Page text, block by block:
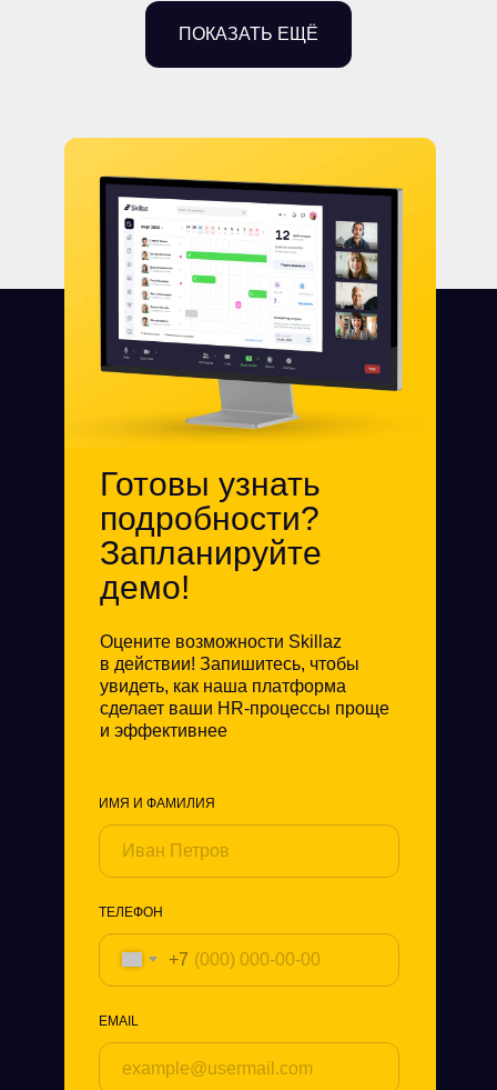
ПОКАЗАТЬ ЕЩЁ
Оцените возможности Skillaz
в действии! Запишитесь, чтобы
увидеть, как наша платформа
сделает ваши HR-процессы проще
и эффективнее
Готовы узнать
подробности?
Запланируйте
демо!
ИМЯ И ФАМИЛИЯ
ТЕЛЕФОН
+7
EMAIL